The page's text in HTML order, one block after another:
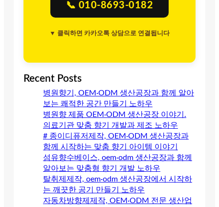
📞 010-8693-0182
▼ 클릭하면 카카오톡 상담으로 연결됩니다
Recent Posts
병원향기, OEM·ODM 생산공장과 함께 알아
보는 쾌적한 공간 만들기 노하우
병원향 제품 OEM·ODM 생산공장 이야기.
의료기관 맞춤 향기 개발과 제조 노하우
# 종이디퓨저제작, OEM·ODM 생산공장과
함께 시작하는 맞춤 향기 아이템 이야기
섬유향수베이스, oem·odm 생산공장과 함께
알아보는 맞춤형 향기 개발 노하우
탈취제제작, oem·odm 생산공장에서 시작하
는 깨끗한 공기 만들기 노하우
자동차방향제제작, OEM·ODM 전문 생산업